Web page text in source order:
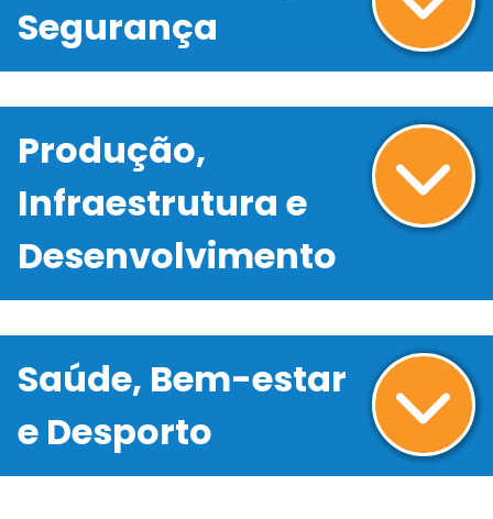
Segurança
Produção,
Infraestrutura e
Desenvolvimento
Saúde, Bem-estar
e Desporto